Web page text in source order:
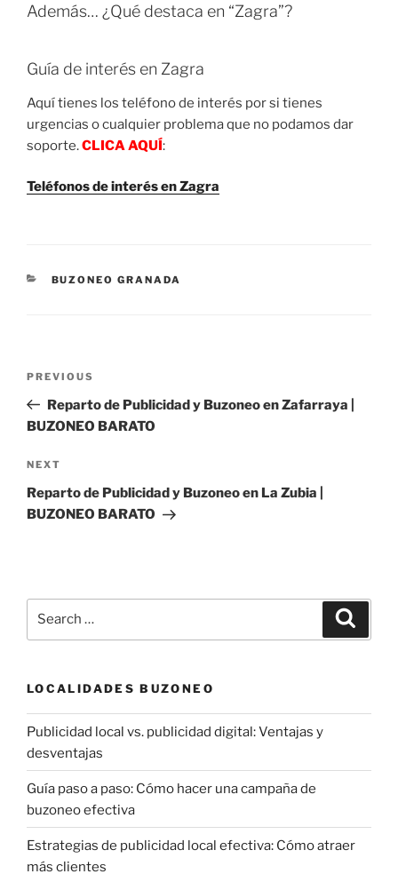
Además… ¿Qué destaca en “Zagra”?
Guía de interés en Zagra
Aquí tienes los teléfono de interés por si tienes
urgencias o cualquier problema que no podamos dar
soporte.CLICA AQUÍ:
Teléfonos de interés en Zagra
CATEGORIES
BUZONEO GRANADA
Previous
Post
PREVIOUS
Reparto de Publicidad y Buzoneo en Zafarraya |
BUZONEO BARATO
Next
Post
NEXT
Reparto de Publicidad y Buzoneo en La Zubia |
BUZONEO BARATO
LOCALIDADES BUZONEO
Publicidad local vs. publicidad digital: Ventajas y
desventajas
Guía paso a paso: Cómo hacer una campaña de
buzoneo efectiva
Estrategias de publicidad local efectiva: Cómo atraer
más clientes